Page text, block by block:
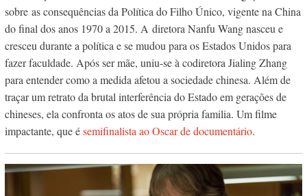
sobre as consequências da Política do Filho Único, vigente na China
do final dos anos 1970 a 2015. A diretora Nanfu Wang nasceu e
cresceu durante a política e se mudou para os Estados Unidos para
fazer faculdade. Após ser mãe, uniu-se à codiretora Jialing Zhang
para entender como a medida afetou a sociedade chinesa. Além de
traçar um retrato da brutal interferência do Estado em gerações de
chineses, ela confronta os atos de sua própria familia. Um filme
impactante, que ésemifinalista ao Oscar de documentário.